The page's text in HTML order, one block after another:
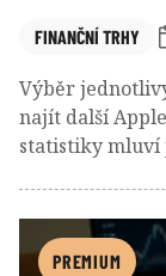
FINANČNÍ TRHY
Výběr
najít další
statistiky mluví
mnohem těžší,
udělat pro
PREMIUM